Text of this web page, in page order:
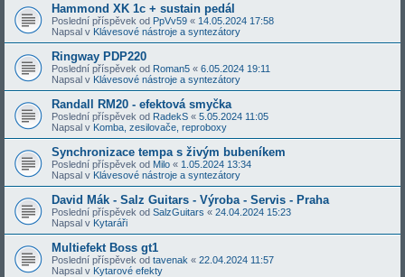
Hammond XK 1c + sustain pedál
Poslední příspěvek od PpVv59 « 14.05.2024 17:58
Napsal v Klávesové nástroje a syntezátory
Ringway PDP220
Poslední příspěvek od Roman5 « 6.05.2024 19:11
Napsal v Klávesové nástroje a syntezátory
Randall RM20 - efektová smyčka
Poslední příspěvek od RadekS « 5.05.2024 11:05
Napsal v Komba, zesilovače, reproboxy
Synchronizace tempa s živým bubeníkem
Poslední příspěvek od Milo « 1.05.2024 13:34
Napsal v Klávesové nástroje a syntezátory
David Mák - Salz Guitars - Výroba - Servis - Praha
Poslední příspěvek od SalzGuitars « 24.04.2024 15:23
Napsal v Kytaráři
Multiefekt Boss gt1
Poslední příspěvek od tavenak « 22.04.2024 11:57
Napsal v Kytarové efekty